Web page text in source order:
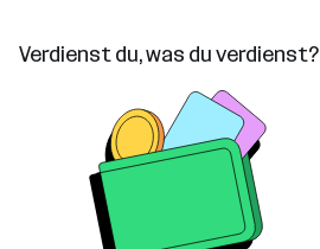
Verdienst du, was du verdienst?